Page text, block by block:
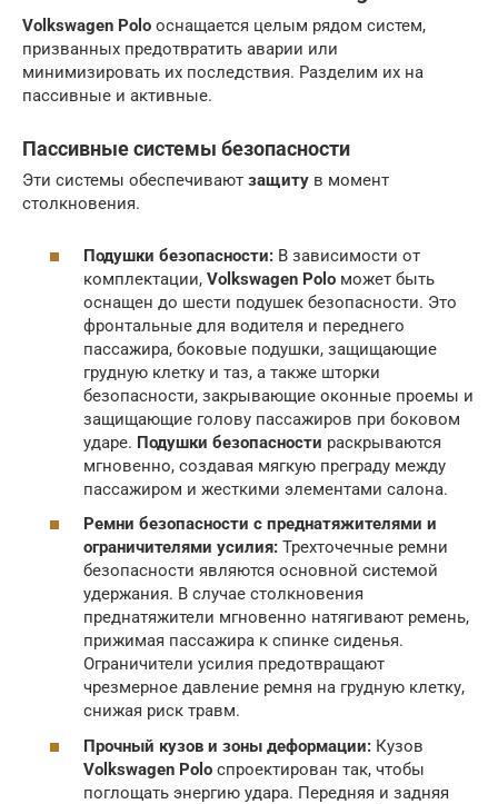
Volkswagen Polo оснащается целым рядом систем,
призванных предотвратить аварии или
минимизировать их последствия. Разделим их на
пассивные и активные.
Пассивные системы безопасности
Эти системы обеспечивают защиту в момент
столкновения.
Подушки безопасности: В зависимости от
комплектации, Volkswagen Polo может быть
оснащен до шести подушек безопасности. Это
фронтальные для водителя и переднего
пассажира, боковые подушки, защищающие
грудную клетку и таз, а также шторки
безопасности, закрывающие оконные проемы и
защищающие голову пассажиров при боковом
ударе. Подушки безопасности раскрываются
мгновенно, создавая мягкую преграду между
пассажиром и жесткими элементами салона.
Ремни безопасности с преднатяжителями и
ограничителями усилия: Трехточечные ремни
безопасности являются основной системой
удержания. В случае столкновения
преднатяжители мгновенно натягивают ремень,
прижимая пассажира к спинке сиденья.
Ограничители усилия предотвращают
чрезмерное давление ремня на грудную клетку,
снижая риск травм.
Прочный кузов и зоны деформации: Кузов
Volkswagen Polo спроектирован так, чтобы
поглощать энергию удара. Передняя и задняя